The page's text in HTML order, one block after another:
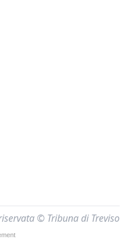
© Tribuna di Treviso